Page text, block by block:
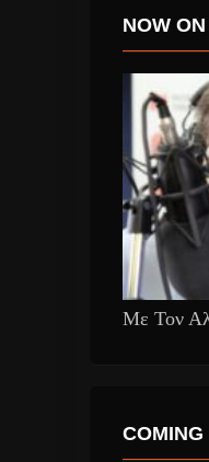
NOW
Με Τον
COMING